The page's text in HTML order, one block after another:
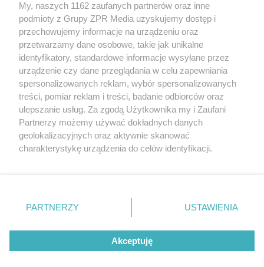
Żaden utwór zamieszczony w serwisie nie może być powielany i
rozpowszechniany lub dalej rozpowszechniany w jakikolwiek sposób (w
tym także elektroniczny lub mechaniczny) na jakimkolwiek polu
eksploatacji w jakiejkolwiek formie, włącznie z umieszczaniem w
Internecie bez pisemnej zgody właściciela praw. Jakiekolwiek użycie lub
wykorzystanie utworów w całości lub w części z naruszeniem prawa,
tzn. bez właściwej zgody, jest zabronione pod groźbą kary i może być
ścigane prawnie.
© 2026 Grupa ZPR Media
My, naszych 1162 zaufanych partnerów oraz inne
podmioty z Grupy ZPR Media uzyskujemy dostęp i
przechowujemy informacje na urządzeniu oraz
przetwarzamy dane osobowe, takie jak unikalne
identyfikatory, standardowe informacje wysyłane przez
urządzenie czy dane przeglądania w celu zapewniania
spersonalizowanych reklam, wybór spersonalizowanych
treści, pomiar reklam i treści, badanie odbiorców oraz
ulepszanie usług. Za zgodą Użytkownika my i Zaufani
Partnerzy możemy używać dokładnych danych
geolokalizacyjnych oraz aktywnie skanować
charakterystykę urządzenia do celów identyfikacji.
zmienić/wycofać klikając przycisk ustawień prywatności
znajdujący się w lewym dolnym rogu strony
rodzaje przetwarzania danych nie wymagają zgody
użytkownika, ale masz prawo sprzeciwić się takiemu
przetwarzaniu. Preferencje będą miały zastosowanie tylko
PARTNERZY USTAWIENIA
Akceptuję